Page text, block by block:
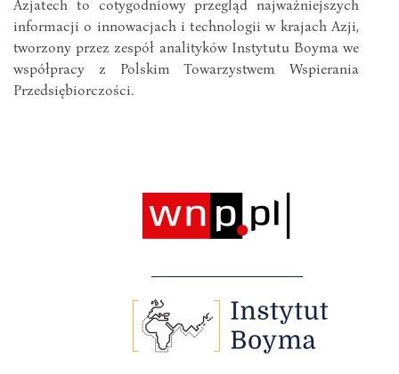
Azjatech to cotygodniowy przegląd najważniejszych
informacji o innowacjach i technologii w krajach Azji,
tworzony przez zespół analityków Instytutu Boyma we
współpracy z Polskim Towarzystwem Wspierania
Przedsiębiorczości.